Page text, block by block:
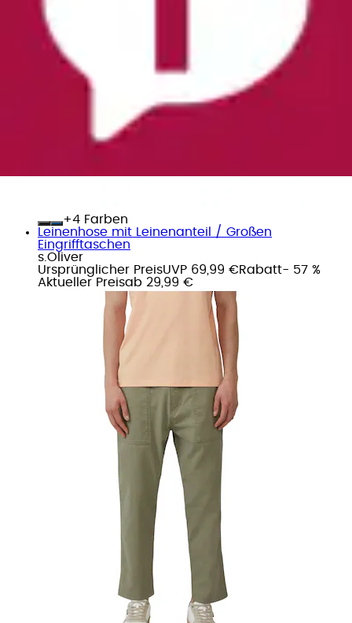
+
Farben
Leinenhose mit Leinenanteil / Großen
Eingrifftaschen
s.Oliver
Ursprünglicher PreisUVP 69,99 €Rabatt- 57 %
Aktueller Preisab 29,99 €